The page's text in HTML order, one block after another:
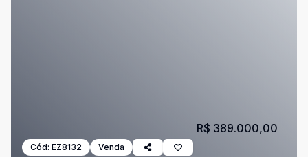
Cód: EZ8132 Venda
R$ 389.000,00